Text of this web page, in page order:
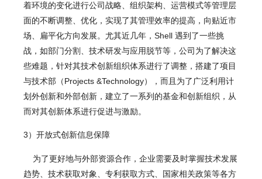
着环境的变化进行公司战略、组织架构、运营模式等管理层
面的不断调整、优化，实现了其管理效率的提高，向贴近市
场、扁平化方向发展。尤其近几年，Shell 遇到了一些挑
战，如部门分割、技术研发与应用脱节等，公司为了解决这
些难题，针对其技术创新组织体系进行了调整，搭建了项目
与技术部（Projects &Technology），而且为了广泛利用计
划外创新和外部创新，建立了一系列的基金和创新组织，从
而对其创新体系进行促进与激励。
3）开放式创新信息保障
为了更好地与外部资源合作，企业需要及时掌握技术发展
趋势、技术获取对象、专利获取方式、国家相关政策等各方